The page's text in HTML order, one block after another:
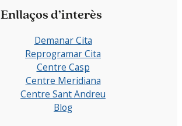
Enllaços d’interès
Demanar Cita
Reprogramar Cita
Centre Casp
Centre Meridiana
Centre Sant Andreu
Blog